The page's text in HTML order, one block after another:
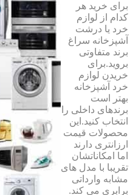
برای خرید هر
کدام از لوازم
خرد یا درشت
آشپزخانه سراغ
برند متفاوتی
بروید.برای
خریدن لوازم
خرد آشپزخانه
بهتر است
برندهای داخلی را
انتخاب کنید.این
محصولات قیمت
ارزانتری دارند
اما امکاناتشان
تقریبا با مدل های
مشابه وارداتی
برابری می کند.